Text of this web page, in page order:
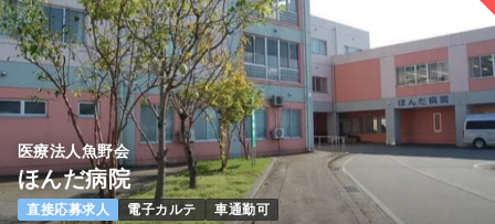
医療法人魚野会
ほんだ病院
直接応募求人 電子カルテ 車通勤可